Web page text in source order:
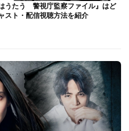
うたう 警視庁監察ファイル』はど
スト・配信視聴方法を紹介